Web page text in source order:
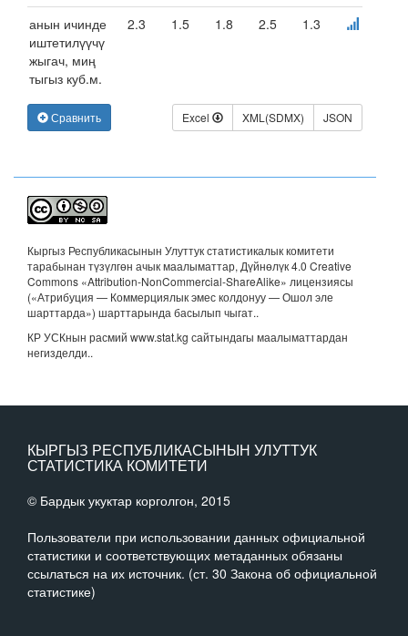
анын ичинде
иштетилүүчү
жыгач, миң
тыгыз куб.м.
2.3 1.5 1.8 2.5 1.3
Сравнить Excel XML(SDMX) JSON
Кыргыз Республикасынын Улуттук статистикалык комитети
тарабынан түзүлгөн ачык маалыматтар, Дүйнөлүк 4.0 Creative
Commons «Attribution-NonCommercial-ShareAlike» лицензиясы
(«Атрибуция — Коммерциялык эмес колдонуу — Ошол эле
шарттарда») шарттарында басылып чыгат..
КР УСКнын расмий www.stat.kg сайтындагы маалыматтардан
негизделди..
КЫРГЫЗ РЕСПУБЛИКАСЫНЫН УЛУТТУК
СТАТИСТИКА КОМИТЕТИ
© Бардык укуктар корголгон, 2015
Пользователи при использовании данных официальной
статистики и соответствующих метаданных обязаны
ссылаться на их источник. (ст. 30 Закона об официальной
статистике)